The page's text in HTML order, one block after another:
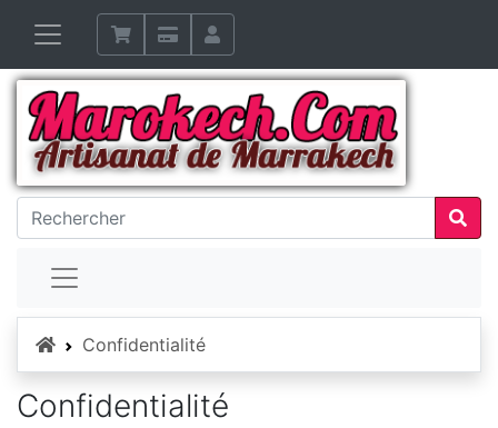
AccueilConfidentialité
Confidentialité